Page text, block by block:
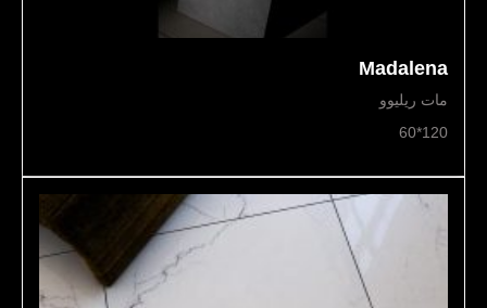
Madalena
مات ریلیوو
120*60